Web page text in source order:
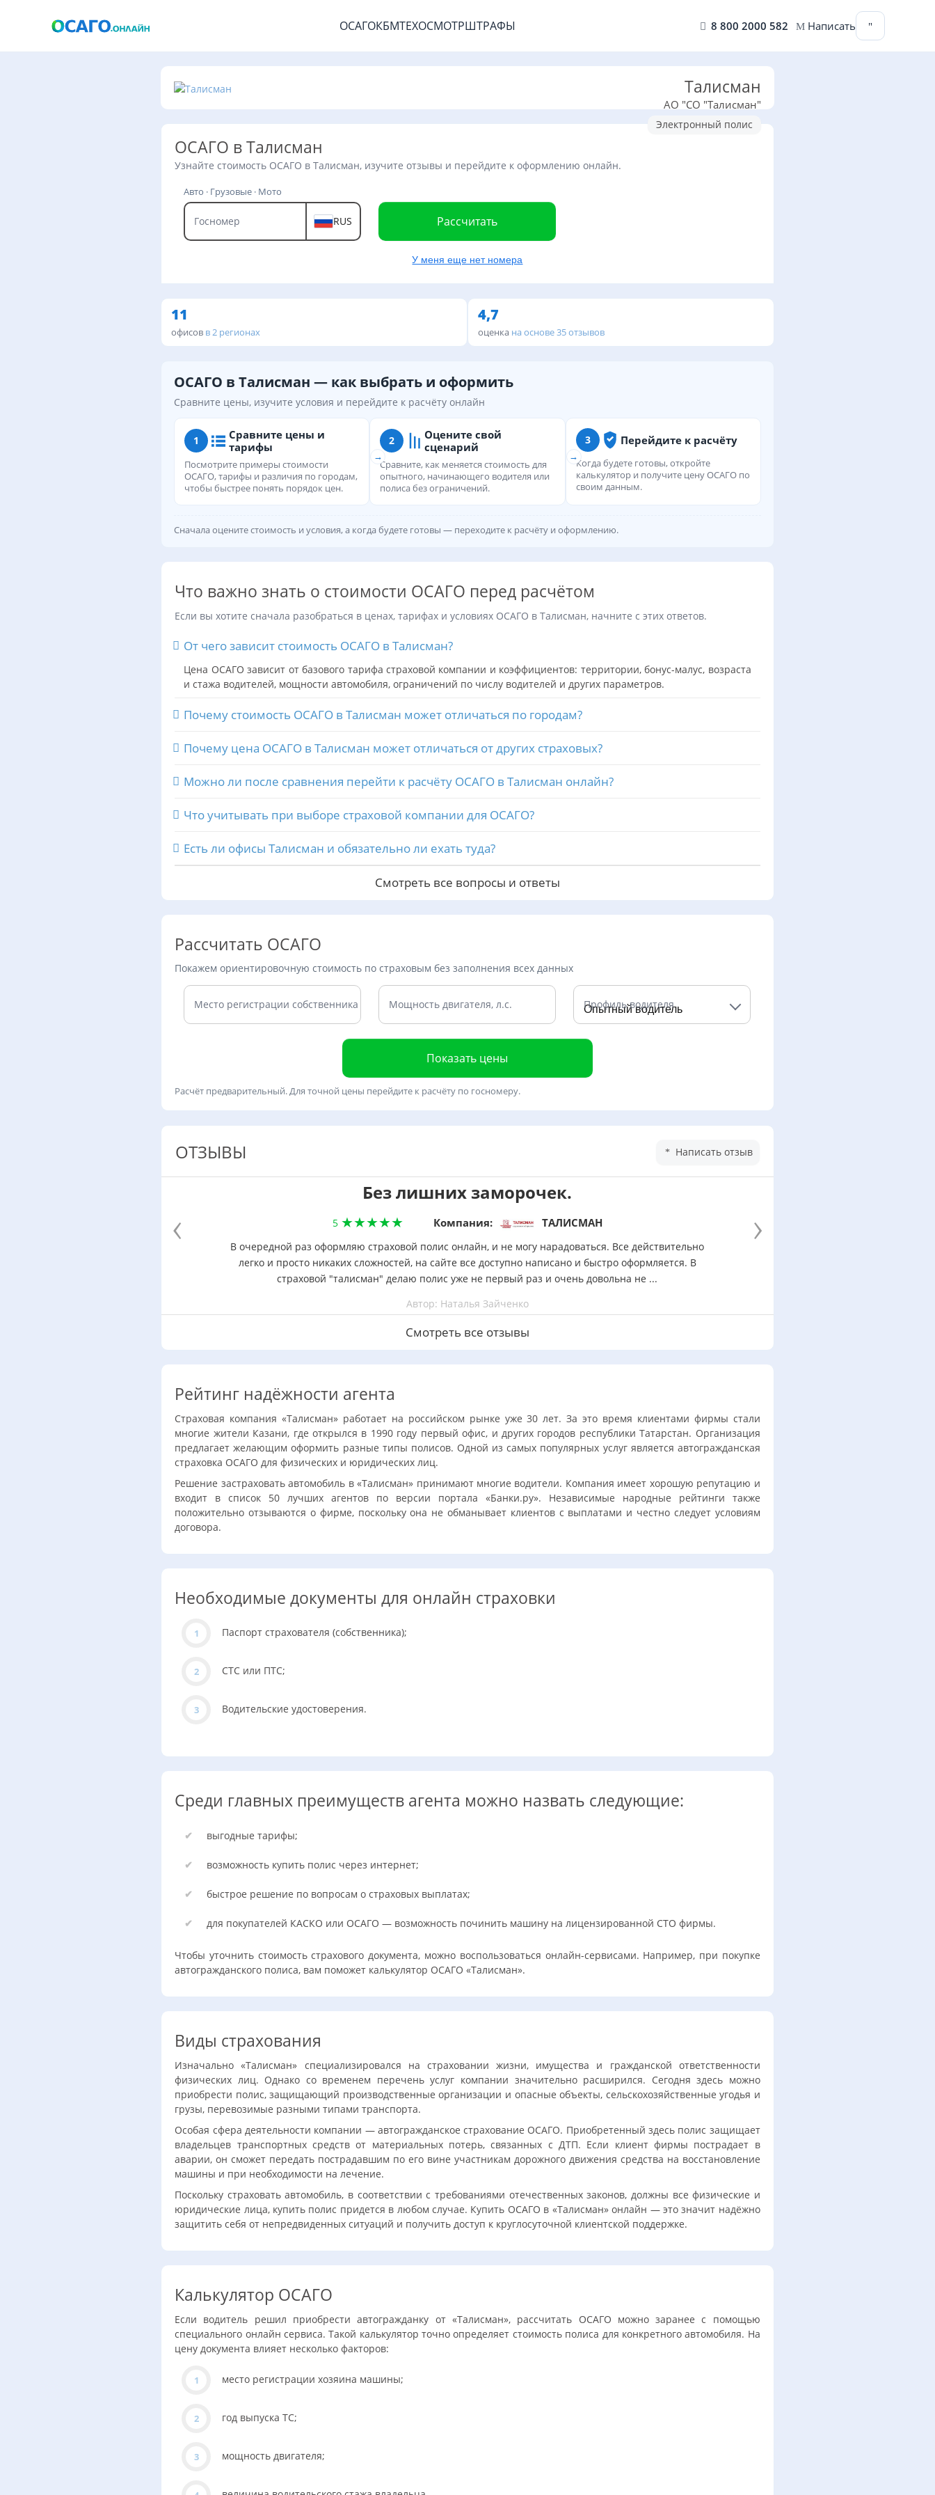
ОСАГОКБМТЕХОСМОТРШТРАФЫ 8 800 2000 582 Написать
Талисман
АО "СО "Талисман"
Электронный полис
ОСАГО в Талисман
Узнайте стоимость ОСАГО в Талисман, изучите отзывы и перейдите к оформлению онлайн.
Авто · Грузовые · Мото
Госномер RUS Рассчитать
У меня еще нет номера
11
офисов в 2 регионах
4,7
оценка на основе 35 отзывов
ОСАГО в Талисман — как выбрать и оформить
Сравните цены, изучите условия и перейдите к расчёту онлайн
1
Сравните цены и
тарифы
Посмотрите примеры стоимости
ОСАГО, тарифы и различия по городам,
чтобы быстрее понять порядок цен.
2
Оцените свой
сценарий
Сравните, как меняется стоимость для
опытного, начинающего водителя или
полиса без ограничений.
3 Перейдите к расчёту
Когда будете готовы, откройте
калькулятор и получите цену ОСАГО по
своим данным.
Сначала оцените стоимость и условия, а когда будете готовы — переходите к расчёту и оформлению.
Что важно знать о стоимости ОСАГО перед расчётом
Если вы хотите сначала разобраться в ценах, тарифах и условиях ОСАГО в Талисман, начните с этих ответов.
От чего зависит стоимость ОСАГО в Талисман?
Цена ОСАГО зависит от базового тарифа страховой компании и коэффициентов: территории, бонус-малус, возраста
и стажа водителей, мощности автомобиля, ограничений по числу водителей и других параметров.
Почему стоимость ОСАГО в Талисман может отличаться по городам?
Почему цена ОСАГО в Талисман может отличаться от других страховых?
Можно ли после сравнения перейти к расчёту ОСАГО в Талисман онлайн?
Что учитывать при выборе страховой компании для ОСАГО?
Есть ли офисы Талисман и обязательно ли ехать туда?
Смотреть все вопросы и ответы
Рассчитать ОСАГО
Покажем ориентировочную стоимость по страховым без заполнения всех данных
Место регистрации собственника Мощность двигателя, л.с. Профиль водителя
Показать цены
Расчёт предварительный. Для точной цены перейдите к расчёту по госномеру.
ОТЗЫВЫ Написать отзыв
Без лишних заморочек.
5 Компания: ТАЛИСМАН
В очередной раз оформляю страховой полис онлайн, и не могу нарадоваться. Все действительно
легко и просто никаких сложностей, на сайте все доступно написано и быстро оформляется. В
страховой "талисман" делаю полис уже не первый раз и очень довольна не ...
Автор: Наталья Зайченко
Смотреть все отзывы
‹ ›
Рейтинг надёжности агента
Страховая компания «Талисман» работает на российском рынке уже 30 лет. За это время клиентами фирмы стали
многие жители Казани, где открылся в 1990 году первый офис, и других городов республики Татарстан. Организация
предлагает желающим оформить разные типы полисов. Одной из самых популярных услуг является автогражданская
страховка ОСАГО для физических и юридических лиц.
Решение застраховать автомобиль в «Талисман» принимают многие водители. Компания имеет хорошую репутацию и
входит в список 50 лучших агентов по версии портала «Банки.ру». Независимые народные рейтинги также
положительно отзываются о фирме, поскольку она не обманывает клиентов с выплатами и честно следует условиям
договора.
Необходимые документы для онлайн страховки
Паспорт страхователя (собственника);
СТС или ПТС;
Водительские удостоверения.
Среди главных преимуществ агента можно назвать следующие:
выгодные тарифы;
возможность купить полис через интернет;
быстрое решение по вопросам о страховых выплатах;
для покупателей КАСКО или ОСАГО — возможность починить машину на лицензированной СТО фирмы.
Чтобы уточнить стоимость страхового документа, можно воспользоваться онлайн-сервисами. Например, при покупке
автогражданского полиса, вам поможет калькулятор ОСАГО «Талисман».
Виды страхования
Изначально «Талисман» специализировался на страховании жизни, имущества и гражданской ответственности
физических лиц. Однако со временем перечень услуг компании значительно расширился. Сегодня здесь можно
приобрести полис, защищающий производственные организации и опасные объекты, сельскохозяйственные угодья и
грузы, перевозимые разными типами транспорта.
Особая сфера деятельности компании — автогражданское страхование ОСАГО. Приобретенный здесь полис защищает
владельцев транспортных средств от материальных потерь, связанных с ДТП. Если клиент фирмы пострадает в
аварии, он сможет передать пострадавшим по его вине участникам дорожного движения средства на восстановление
машины и при необходимости на лечение.
Поскольку страховать автомобиль, в соответствии с требованиями отечественных законов, должны все физические и
юридические лица, купить полис придется в любом случае. Купить ОСАГО в «Талисман» онлайн — это значит надёжно
защитить себя от непредвиденных ситуаций и получить доступ к круглосуточной клиентской поддержке.
Калькулятор ОСАГО
Если водитель решил приобрести автогражданку от «Талисман», рассчитать ОСАГО можно заранее с помощью
специального онлайн сервиса. Такой калькулятор точно определяет стоимость полиса для конкретного автомобиля. На
цену документа влияет несколько факторов:
место регистрации хозяина машины;
год выпуска ТС;
мощность двигателя;